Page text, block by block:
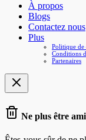
À propos
Blogs
Contactez nous
Plus
Politique
Conditions
Partenaires
Ne plus être ami